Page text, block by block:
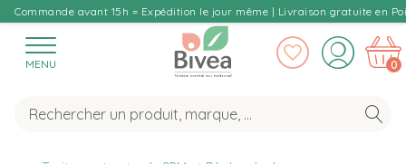
Commande avant 15h = Expédition le jour même | Livraison gratuite en
MENU 0